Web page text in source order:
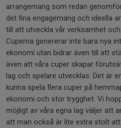
arrangemang som redan
det fina engagemang och ideella
till att utveckla vår verksamhet
Cuperna genererar inte bara nya
ekonomi utan bidrar även till att
även att våra cuper skapar
lag och spelare utvecklas. Det är
kunna spela flera cuper på
ekonomi och stor trygghet. Vi
möjligt av våra egna lag väljer att
att man också är lite extra stolt